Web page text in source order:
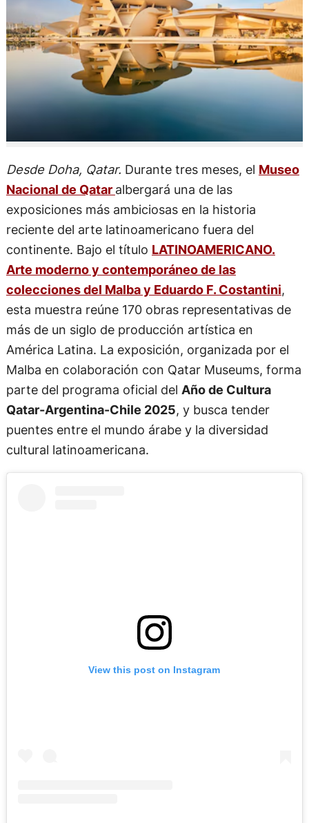
Desde Doha, Qatar. Durante tres meses, el Museo
Nacional de Qatar albergará una de las
exposiciones más ambiciosas en la historia
reciente del arte latinoamericano fuera del
continente. Bajo el título LATINOAMERICANO.
Arte moderno y contemporáneo de las
colecciones del Malba y Eduardo F. Costantini,
esta muestra reúne 170 obras representativas de
más de un siglo de producción artística en
América Latina. La exposición, organizada por el
Malba en colaboración con Qatar Museums, forma
parte del programa oficial del Año de Cultura
Qatar-Argentina-Chile 2025, y busca tender
puentes entre el mundo árabe y la diversidad
cultural latinoamericana.
View this post on Instagram